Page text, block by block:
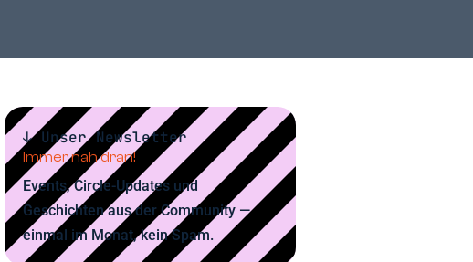
↓ Unser Newsletter
Immer nah dran!
Events, Circle-Updates und
Geschichten aus der Community —
einmal im Monat, kein Spam.